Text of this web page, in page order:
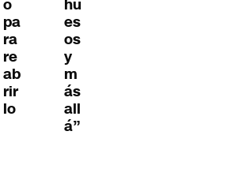
o
pa
ra
re
ab
rir
lo
hu
es
os
y
m
ás
all
á”